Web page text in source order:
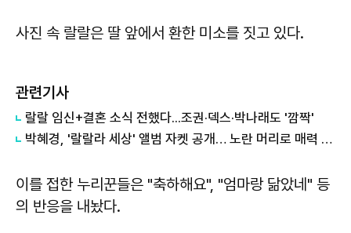
사진 속 랄랄은 딸 앞에서 환한 미소를 짓고 있다.
관련기사
랄랄 임신+결혼 소식 전했다...조권·덱스·박나래도 '깜짝'
박혜경, '랄랄라 세상' 앨범 자켓 공개… 노란 머리로 매력 발산
이를 접한 누리꾼들은 "축하해요", "엄마랑 닮았네" 등
의 반응을 내놨다.